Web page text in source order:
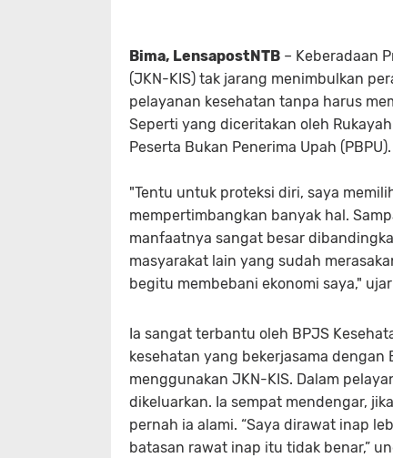
Bima, LensapostNTB – Keberadaan
(JKN-KIS) tak jarang menimbulkan
pelayanan kesehatan tanpa harus
Seperti yang diceritakan oleh
Peserta Bukan Penerima Upah (PBPU).
"Tentu untuk proteksi diri, saya
mempertimbangkan banyak hal.
manfaatnya sangat besar
masyarakat lain yang sudah
begitu membebani ekonomi saya,"
Ia sangat terbantu oleh BPJS
kesehatan yang bekerjasama
menggunakan JKN-KIS. Dalam
dikeluarkan. Ia sempat mendengar,
pernah ia alami. “Saya dirawat inap
batasan rawat inap itu tidak benar,”